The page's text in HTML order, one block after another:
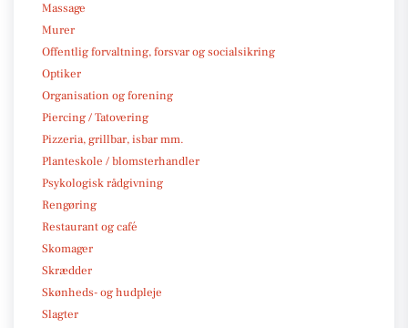
Massage
Murer
Offentlig forvaltning, forsvar og socialsikring
Optiker
Organisation og forening
Piercing / Tatovering
Pizzeria, grillbar, isbar mm.
Planteskole / blomsterhandler
Psykologisk rådgivning
Rengøring
Restaurant og café
Skomager
Skrædder
Skønheds- og hudpleje
Slagter